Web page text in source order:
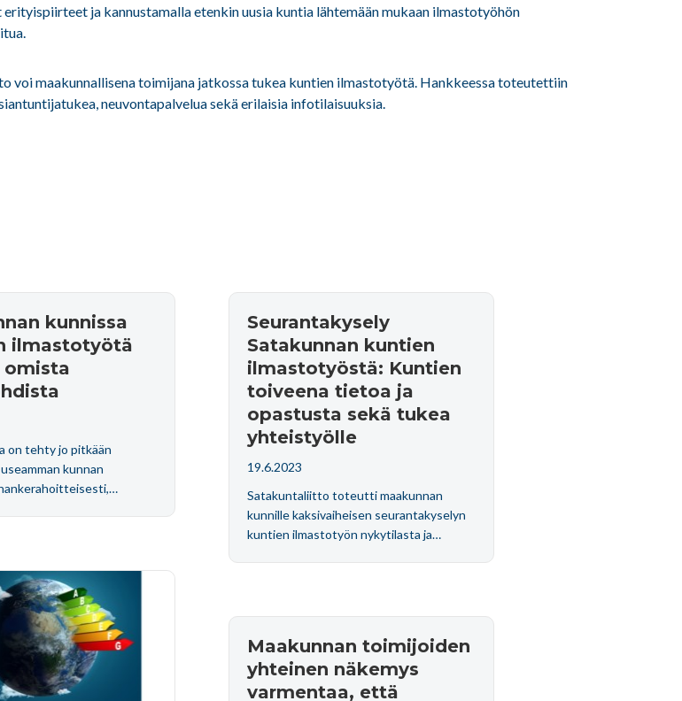
ja kannustamalla etenkin uusia kuntia lähtemään mukaan ilmastotyöhön
maakunnallisena toimijana jatkossa tukea kuntien ilmastotyötä. Hankkeessa toteutettiin
neuvontapalvelua sekä erilaisia infotilaisuuksia.
kunnissa
ilmastotyötä
omista
on tehty jo pitkään
kunnan
Seurantakysely
Satakunnan kuntien
ilmastotyöstä: Kuntien
toiveena tietoa ja
opastusta sekä tukea
yhteistyölle
19.6.2023
Satakuntaliitto toteutti maakunnan
kunnille kaksivaiheisen seurantakyselyn
kuntien ilmastotyön nykytilasta ja…
Maakunnan toimijoiden
yhteinen näkemys
varmentaa, että